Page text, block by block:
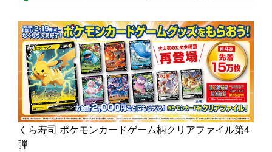
くら寿司 ポケモンカードゲーム柄クリアファイル第4
弾